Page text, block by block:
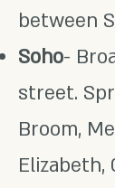
between
Soho-
street.
Broom,
Elizabeth,